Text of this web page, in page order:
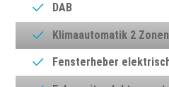
DAB
Klimaautomatik 2 Zonen
Fensterheber